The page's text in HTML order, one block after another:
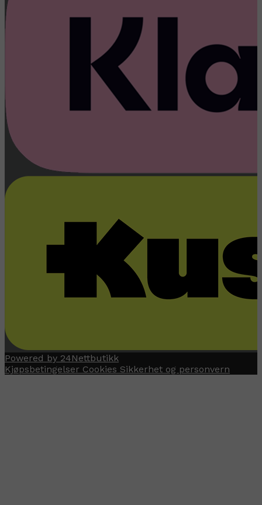
Powered by 24Nettbutikk
Kjøpsbetingelser Cookies Sikkerhet og personvern